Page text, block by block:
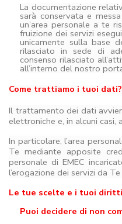
La documentazione
sarà conservata e
un’area personale a te
fruizione dei servizi
unicamente sulla base
rilasciato in sede di
consenso rilasciato
all’interno del nostro
Come trattiamo i tuoi dati?
Il trattamento dei dati
elettroniche e, in alcuni casi,
In particolare, l’area
Te mediante apposite
personale di EMEC
l’erogazione dei servizi da
Le tue scelte e i tuoi
Puoi decidere di non